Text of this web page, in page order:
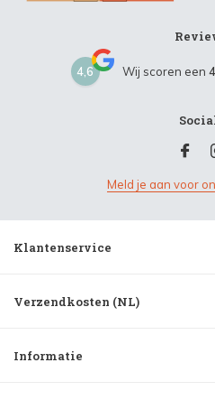
4,6 Wij scoren een
Meld je aan voor
Klantenservice
Verzendkosten (NL)
Informatie